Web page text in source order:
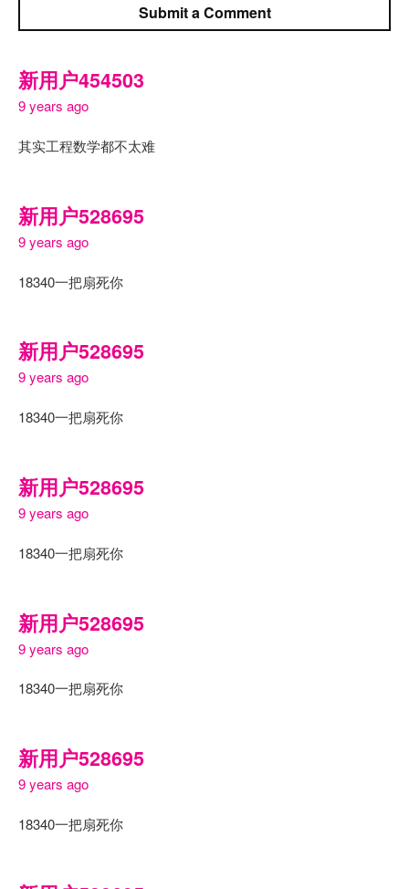
Submit a Comment
新用户454503
9 years ago
其实工程数学都不太难
新用户528695
9 years ago
18340一把扇死你
新用户528695
9 years ago
18340一把扇死你
新用户528695
9 years ago
18340一把扇死你
新用户528695
9 years ago
18340一把扇死你
新用户528695
9 years ago
18340一把扇死你